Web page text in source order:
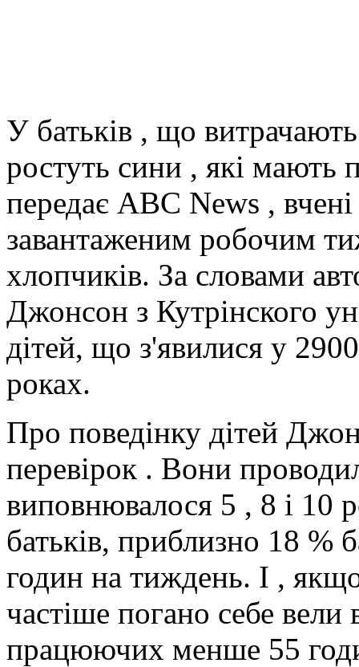
У батьків , що
ростуть сини , які мають
передає ABC News ,
завантаженим робочим
хлопчиків. За словами
Джонсон з Кутрінского
дітей, що з'явилися у
роках.
Про поведінку дітей
перевірок . Вони
виповнювалося 5 , 8 і 10
батьків, приблизно 18 %
годин на тиждень. І ,
частіше погано себе вели
працюючих менше 55